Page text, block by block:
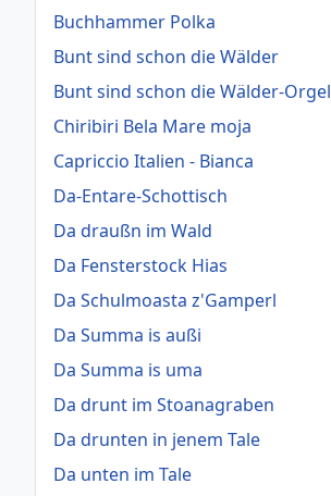
Buchhammer Polka
Bunt sind schon die Wälder
Bunt sind schon die Wälder-Orgel
Chiribiri Bela Mare moja
Capriccio Italien - Bianca
Da-Entare-Schottisch
Da draußn im Wald
Da Fensterstock Hias
Da Schulmoasta z'Gamperl
Da Summa is außi
Da Summa is uma
Da drunt im Stoanagraben
Da drunten in jenem Tale
Da unten im Tale